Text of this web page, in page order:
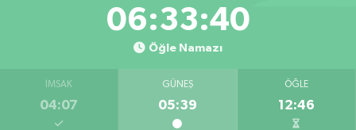
06:33:39
Öğle Namazı
İMSAK
04:07
GÜNEŞ
05:39
ÖĞLE
12:46